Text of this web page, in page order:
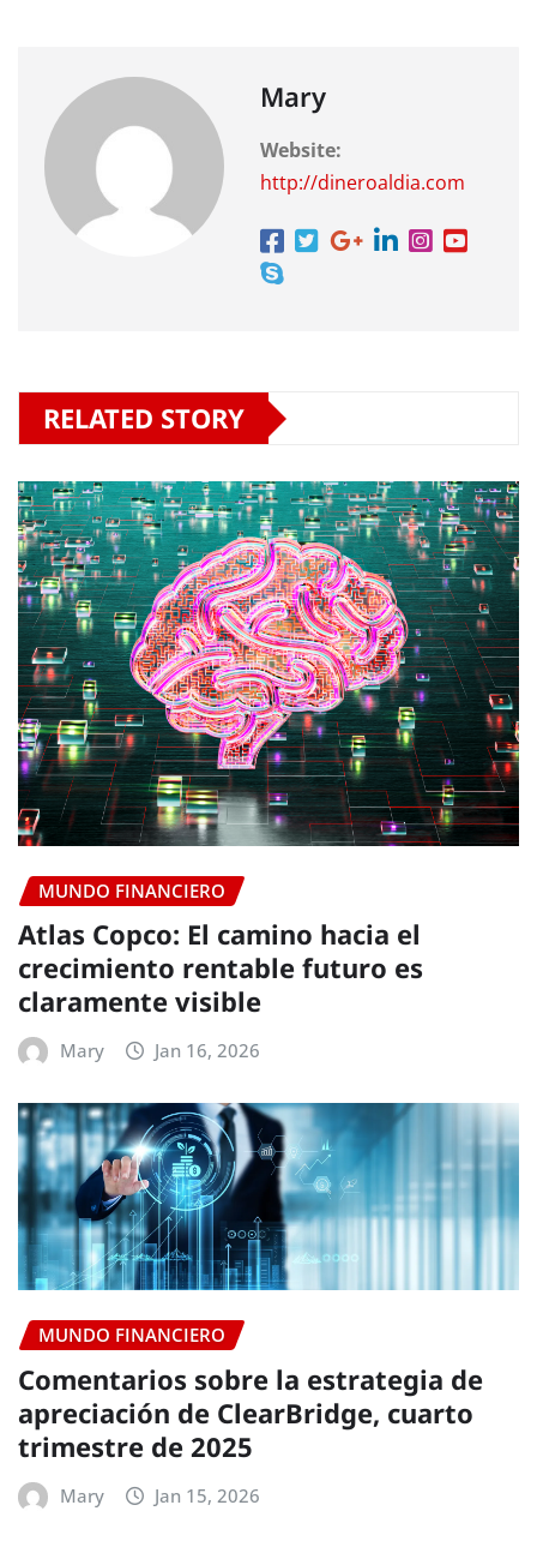
Mary
Website:
http://dineroaldia.com
RELATED STORY
MUNDO FINANCIERO
Atlas Copco: El camino hacia el
crecimiento rentable futuro es
claramente visible
Mary Jan 16, 2026
MUNDO FINANCIERO
Comentarios sobre la estrategia de
apreciación de ClearBridge, cuarto
trimestre de 2025
Mary Jan 15, 2026